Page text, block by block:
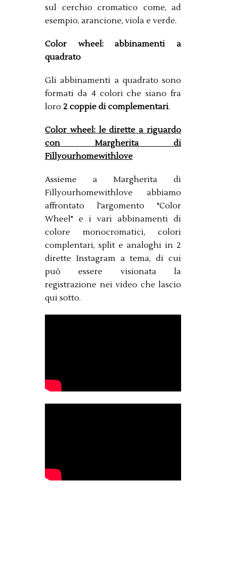
sul cerchio cromatico come, ad
esempio, arancione, viola e verde.
Color wheel: abbinamenti a
quadrato
Gli abbinamenti a quadrato sono
formati da 4 colori che siano fra
loro 2 coppie di complementari.
Color wheel: le dirette a riguardo
con Margherita di
Fillyourhomewithlove
Assieme a Margherita di
Fillyourhomewithlove abbiamo
affrontato l'argomento "Color
Wheel" e i vari abbinamenti di
colore monocromatici, colori
complentari, split e analoghi in 2
dirette Instagram a tema, di cui
può essere visionata la
registrazione nei video che lascio
qui sotto.